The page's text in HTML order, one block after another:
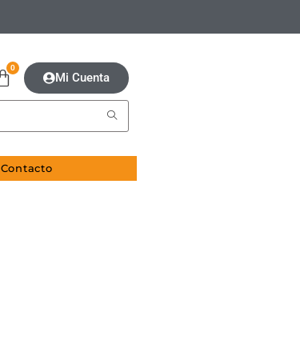
0
Mi Cuenta
Contacto